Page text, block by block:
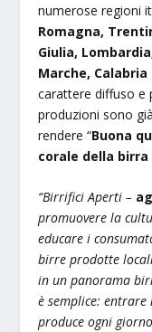
numerose regioni
Romagna,
Giulia,
Marche,
carattere diffuso e
produzioni sono
rendere “Buona
corale della
“Birrifici Aperti –
promuovere la
educare i
birre prodotte
in un panorama
è semplice:
produce ogni